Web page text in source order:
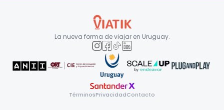
La nueva forma de viajar en Uruguay.
TérminosPrivacidadContacto